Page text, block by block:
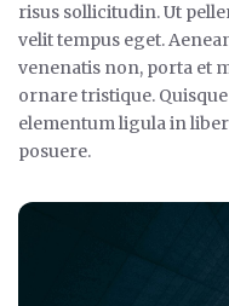
risus sollicitudin. Ut
velit tempus eget.
venenatis non, porta et
ornare tristique.
elementum ligula in
posuere.